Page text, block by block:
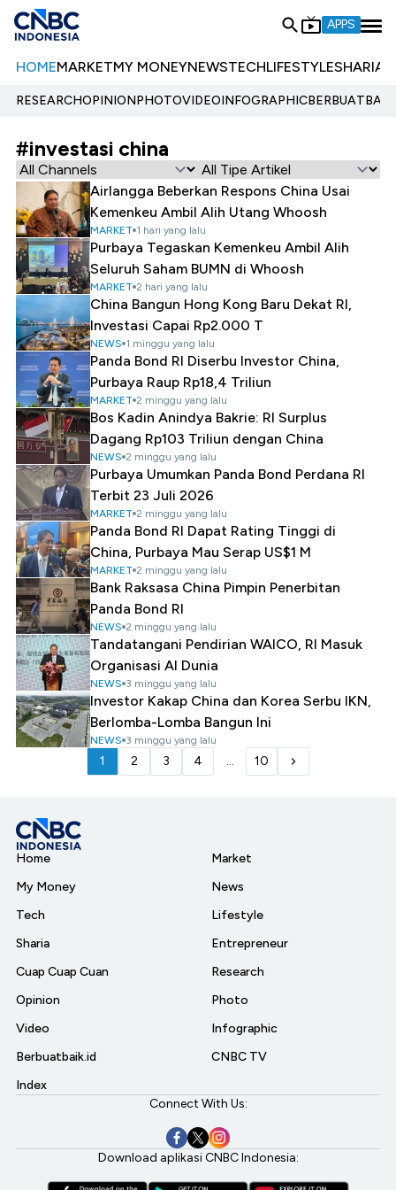
APPS
HOMEMARKETMY MONEYNEWSTECHLIFESTYLESHARIA
RESEARCHOPINIONPHOTOVIDEOINFOGRAPHIC
#investasi china
Airlangga Beberkan Respons China Usai
Kemenkeu Ambil Alih Utang Whoosh
MARKET 1 hari yang lalu
Purbaya Tegaskan Kemenkeu Ambil Alih
Seluruh Saham BUMN di Whoosh
MARKET 2 hari yang lalu
China Bangun Hong Kong Baru Dekat RI,
Investasi Capai Rp2.000 T
NEWS 1 minggu yang lalu
Panda Bond RI Diserbu Investor China,
Purbaya Raup Rp18,4 Triliun
MARKET 2 minggu yang lalu
Bos Kadin Anindya Bakrie: RI Surplus
Dagang Rp103 Triliun dengan China
NEWS 2 minggu yang lalu
Purbaya Umumkan Panda Bond Perdana RI
Terbit 23 Juli 2026
MARKET 2 minggu yang lalu
Panda Bond RI Dapat Rating Tinggi di
China, Purbaya Mau Serap US$1 M
MARKET 2 minggu yang lalu
Bank Raksasa China Pimpin Penerbitan
Panda Bond RI
NEWS 2 minggu yang lalu
Tandatangani Pendirian WAICO, RI Masuk
Organisasi AI Dunia
NEWS 3 minggu yang lalu
Investor Kakap China dan Korea Serbu IKN,
Berlomba-Lomba Bangun Ini
NEWS 3 minggu yang lalu
1 2 3 4 ... 10
Home
My Money
Tech
Sharia
Cuap Cuap Cuan
Opinion
Video
Berbuatbaik.id
Index
Market
News
Lifestyle
Entrepreneur
Research
Photo
Infographic
CNBC TV
Connect With Us:
Download aplikasi CNBC Indonesia: